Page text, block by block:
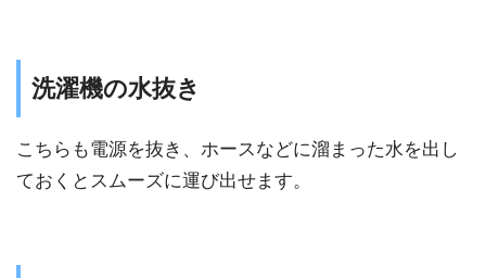
洗濯機の水抜き
こちらも電源を抜き、ホースなどに溜まった水を出し
ておくとスムーズに運び出せます。